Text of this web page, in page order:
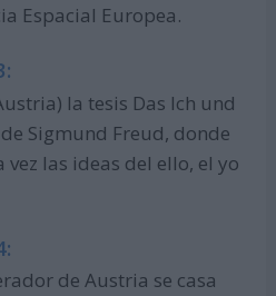
Espacial Europea.
la tesis Das Ich und
Sigmund Freud, donde
las ideas del ello, el yo
de Austria se casa